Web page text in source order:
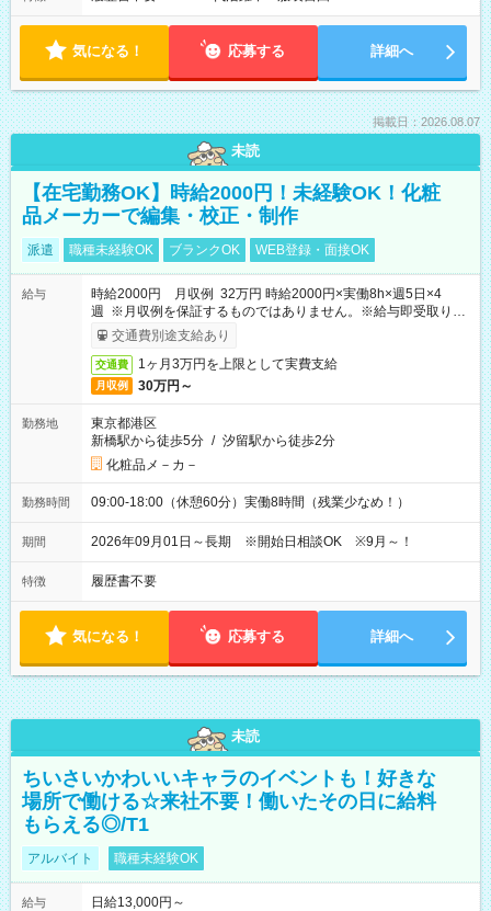
気になる！ 応募する 詳細へ
掲載日：2026.08.07
未読
【在宅勤務OK】時給2000円！未経験OK！化粧
品メーカーで編集・校正・制作
派遣 職種未経験OK ブランクOK WEB登録・面接OK
給与
時給2000円 月収例 32万円 時給2000円×実働8h×週5日×4
週 ※月収例を保証するものではありません。※給与即受取りサ
ービス利用可（利用条件有）
交通費別途支給あり
交通費 1ヶ月3万円を上限として実費支給
月収例 30万円～
勤務地
東京都港区
新橋駅から徒歩5分 / 汐留駅から徒歩2分
化粧品メ－カ－
勤務時間 09:00-18:00（休憩60分）実働8時間（残業少なめ！）
期間 2026年09月01日～長期 ※開始日相談OK ※9月～！
特徴 履歴書不要
気になる！ 応募する 詳細へ
未読
ちいさいかわいいキャラのイベントも！好きな
場所で働ける☆来社不要！働いたその日に給料
もらえる◎/T1
アルバイト 職種未経験OK
給与
日給13,000円～